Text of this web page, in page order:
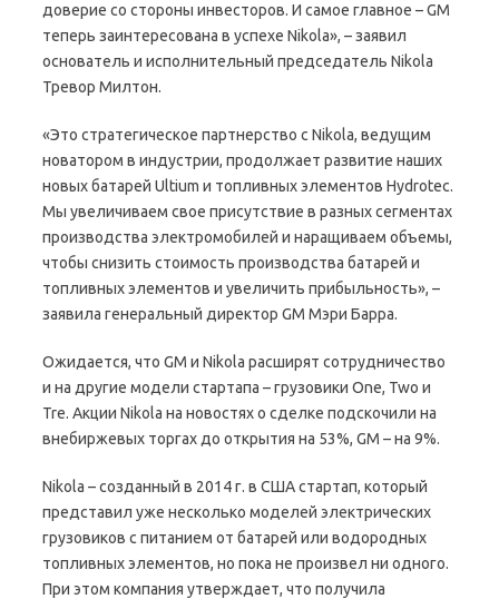
доверие со стороны инвесторов. И самое главное – GM
теперь заинтересована в успехе Nikola», – заявил
основатель и исполнительный председатель Nikola
Тревор Милтон.
«Это стратегическое партнерство с Nikola, ведущим
новатором в индустрии, продолжает развитие наших
новых батарей Ultium и топливных элементов Hydrotec.
Мы увеличиваем свое присутствие в разных сегментах
производства электромобилей и наращиваем объемы,
чтобы снизить стоимость производства батарей и
топливных элементов и увеличить прибыльность», –
заявила генеральный директор GM Мэри Барра.
Ожидается, что GM и Nikola расширят сотрудничество
и на другие модели стартапа – грузовики One, Two и
Tre. Акции Nikola на новостях о сделке подскочили на
внебиржевых торгах до открытия на 53%, GM – на 9%.
Nikola – созданный в 2014 г. в США стартап, который
представил уже несколько моделей электрических
грузовиков с питанием от батарей или водородных
топливных элементов, но пока не произвел ни одного.
При этом компания утверждает, что получила